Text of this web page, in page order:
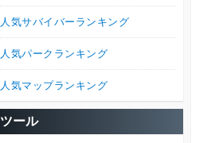
人気サバイバーランキング
人気パークランキング
人気マップランキング
ツール